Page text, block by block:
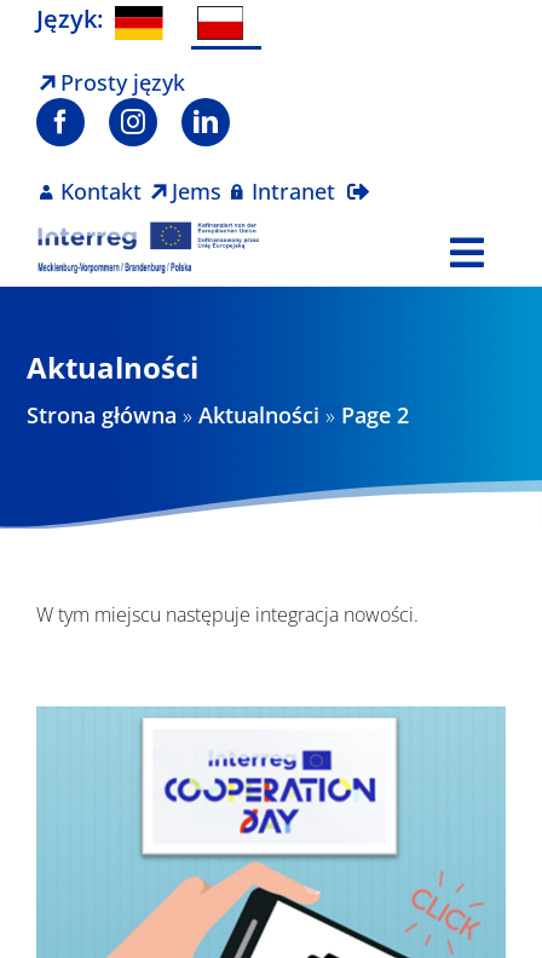
Skip
content
Język:
Prosty język
Kontakt Jems Intranet
Projekty
Aktualności
Strona główna »Aktualności » Page 2
W tym miejscu następuje integracja nowości.